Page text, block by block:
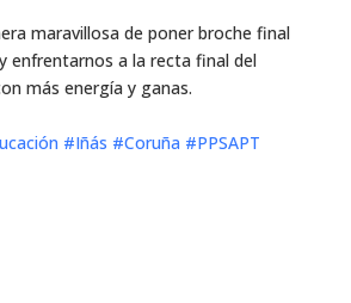
maravillosa de poner broche final
enfrentarnos a la recta final del
más energía y ganas.
#Iñás #Coruña #PPSAPT